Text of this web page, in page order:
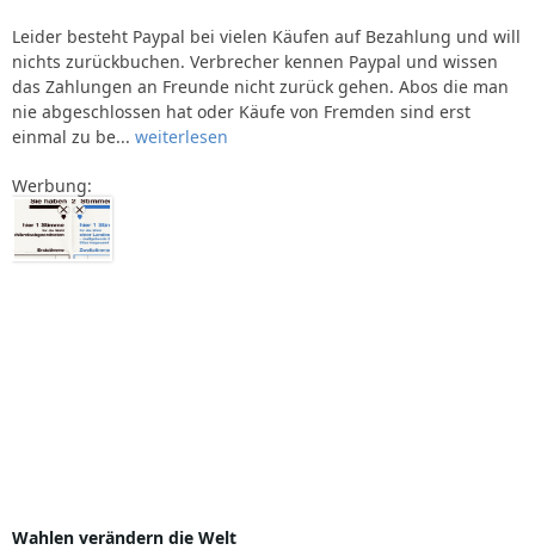
Leider besteht Paypal bei vielen Käufen auf Bezahlung und will
nichts zurückbuchen. Verbrecher kennen Paypal und wissen
das Zahlungen an Freunde nicht zurück gehen. Abos die man
nie abgeschlossen hat oder Käufe von Fremden sind erst
einmal zu be... weiterlesen
Werbung:
Wahlen verändern die Welt